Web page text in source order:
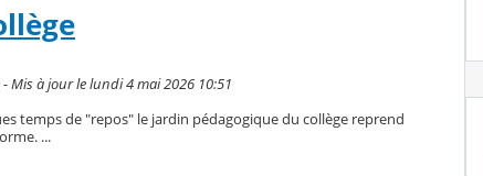
Mis à jour le lundi 4 mai 2026 10:51
temps de "repos" le jardin pédagogique du collège reprend
...